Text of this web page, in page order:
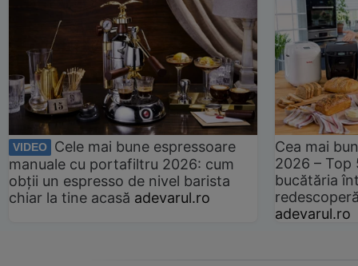
VIDEO
Cele mai bune espressoare
manuale cu portafiltru 2026: cum
obții un espresso de nivel barista
chiar la tine acasă adevarul.ro
Cea mai
2026 –
bucătăria
adevarul.ro